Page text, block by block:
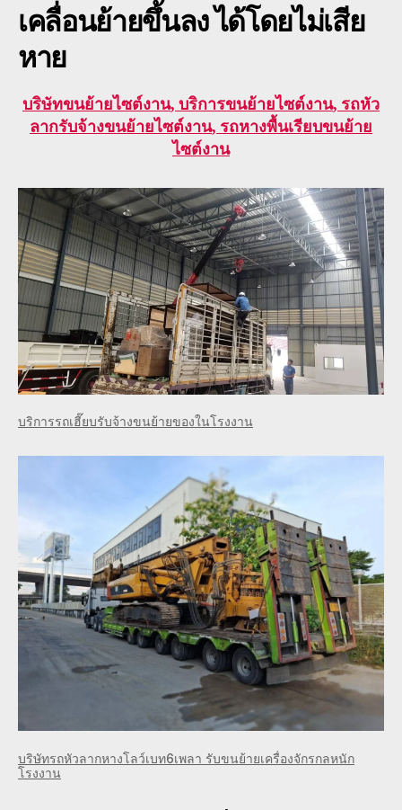
เคลื่อนย้ายขึ้นลง ได้โดยไม่เสีย
หาย
บริษัทขนย้ายไซต์งาน, บริการขนย้ายไซต์งาน, รถหัว
ลากรับจ้างขนย้ายไซต์งาน, รถหางพื้นเรียบขนย้าย
ไซต์งาน
บริการรถเฮี๊ยบรับจ้างขนย้ายของในโรงงาน
บริษัทรถหัวลากหางโลว์เบท6เพลา รับขนย้ายเครื่องจักรกลหนัก
โรงงาน